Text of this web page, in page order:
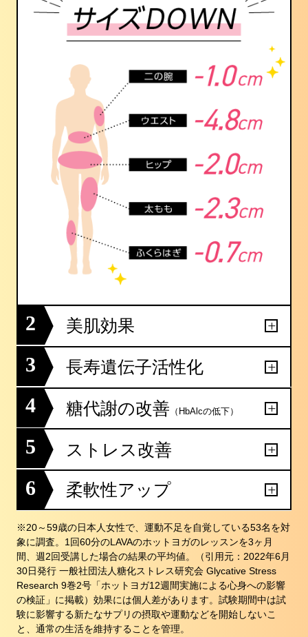
2 美肌効果
3 長寿遺伝子活性化
4 糖代謝の改善 （HbAlcの低下）
5 ストレス改善
6 柔軟性アップ
※20～59歳の日本人女性で、運動不足を自覚している53名を対
象に調査。1回60分のLAVAのホットヨガのレッスンを3ヶ月
間、週2回受講した場合の結果の平均値。（引用元：2022年6月
30日発行 一般社団法人糖化ストレス研究会 Glycative Stress
Research 9巻2号「ホットヨガ12週間実施による心身への影響
の検証」に掲載）効果には個人差があります。試験期間中は試
験に影響する新たなサプリの摂取や運動などを開始しないこ
と、通常の生活を維持することを管理。